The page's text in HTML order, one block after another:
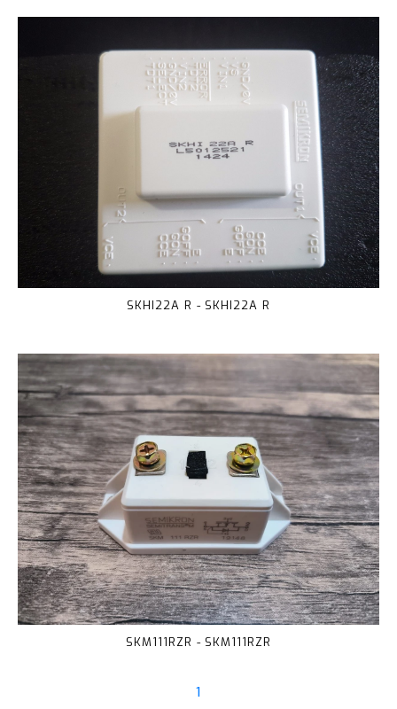
SKHI22A R - SKHI22A R
SKM111RZR - SKM111RZR
1